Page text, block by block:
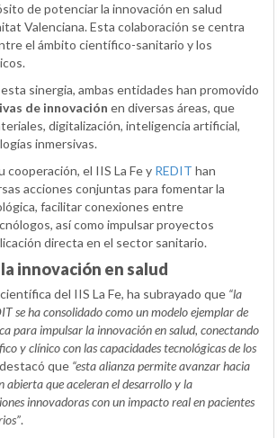
de potenciar la innovación en salud
Valenciana. Esta colaboración se centra
el ámbito científico-sanitario y los
sinergia, ambas entidades han promovido
de innovación en diversas áreas, que
digitalización, inteligencia artificial,
inmersivas.
cooperación, el IIS La Fe y REDIT han
acciones conjuntas para fomentar la
facilitar conexiones entre
así como impulsar proyectos
directa en el sector sanitario.
innovación en salud
del IIS La Fe, ha subrayado que “la
se ha consolidado como un modelo ejemplar de
para impulsar la innovación en salud, conectando
y clínico con las capacidades tecnológicas de los
que “esta alianza permite avanzar hacia
abierta que aceleran el desarrollo y la
innovadoras con un impacto real en pacientes
.